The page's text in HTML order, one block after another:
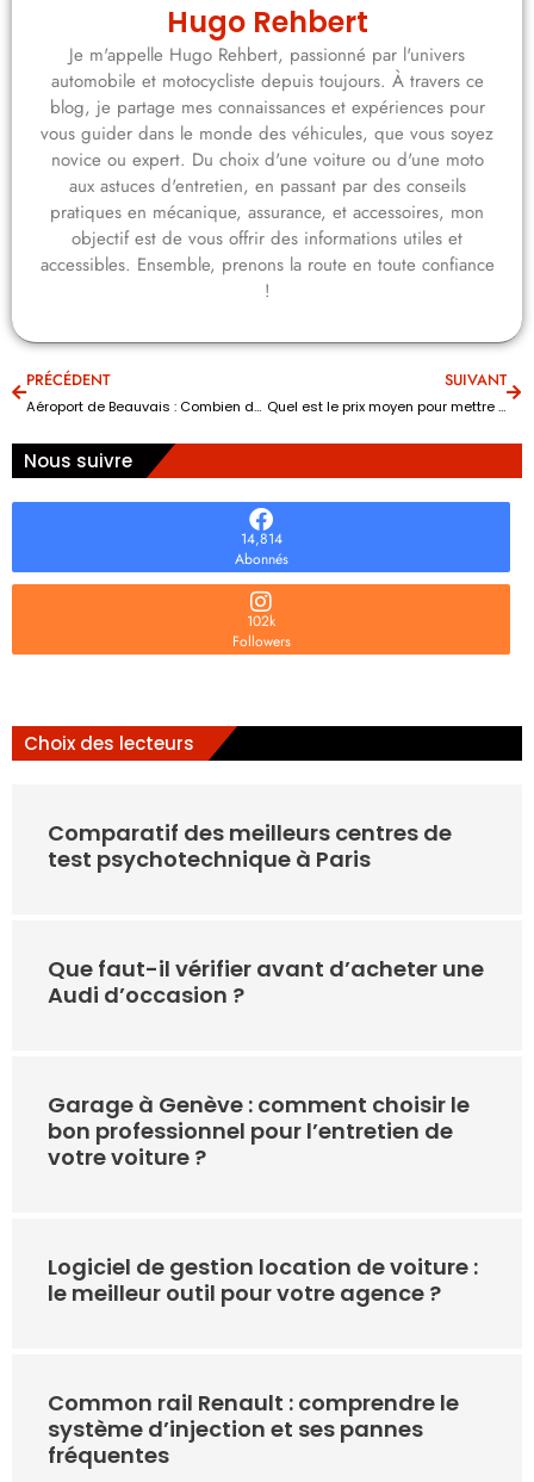
Hugo Rehbert
Je m'appelle Hugo Rehbert, passionné par l'univers
automobile et motocycliste depuis toujours. À travers ce
blog, je partage mes connaissances et expériences pour
vous guider dans le monde des véhicules, que vous soyez
novice ou expert. Du choix d'une voiture ou d'une moto
aux astuces d'entretien, en passant par des conseils
pratiques en mécanique, assurance, et accessoires, mon
objectif est de vous offrir des informations utiles et
accessibles. Ensemble, prenons la route en toute confiance
!
PRÉCÉDENT
Aéroport de Beauvais : Combien de temps avant le vol devez-vous arriver ? Guide pour une expérience sans stress
SUIVANT
Quel est le prix moyen pour mettre des vitres teintées sur sa voiture ?
Nous suivre
14,814
Abonnés
102k
Followers
Choix des lecteurs
Comparatif des meilleurs centres de
test psychotechnique à Paris
Que faut-il vérifier avant d’acheter une
Audi d’occasion ?
Garage à Genève : comment choisir le
bon professionnel pour l’entretien de
votre voiture ?
Logiciel de gestion location de voiture :
le meilleur outil pour votre agence ?
Common rail Renault : comprendre le
système d’injection et ses pannes
fréquentes